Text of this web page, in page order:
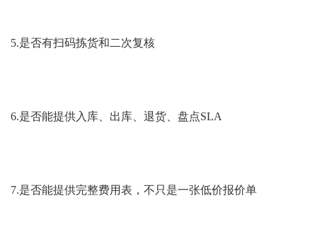
5.是否有扫码拣货和二次复核
6.是否能提供入库、出库、退货、盘点SLA
7.是否能提供完整费用表，不只是一张低价报价单